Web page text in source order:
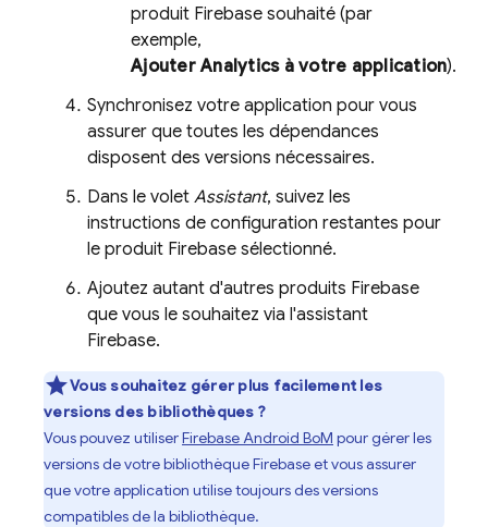
produit Firebase souhaité (par
exemple,
AjouterAnalyticsà votre application).
Synchronisez votre application pour vous
assurer que toutes les dépendances
disposent des versions nécessaires.
Dans le volet Assistant, suivez les
instructions de configuration restantes pour
le produit Firebase sélectionné.
Ajoutez autant d'autres produits Firebase
que vous le souhaitez via l'assistant
Firebase.
Vous souhaitez gérer plus facilement les
versions des bibliothèques ?
Vous pouvez utiliserFirebase Android BoM pour gérer les
versions de votre bibliothèque Firebase et vous assurer
que votre application utilise toujours des versions
compatibles de la bibliothèque.